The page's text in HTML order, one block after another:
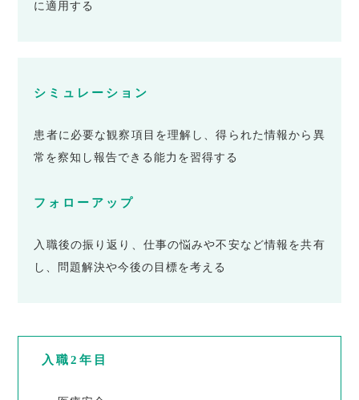
に適用する
シミュレーション
患者に必要な観察項目を理解し、得られた情報から異
常を察知し報告できる能力を習得する
フォローアップ
入職後の振り返り、仕事の悩みや不安など情報を共有
し、問題解決や今後の目標を考える
入職2年目